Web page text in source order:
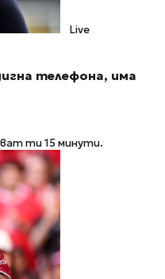
Live
телефона, има
ти 15 минути.